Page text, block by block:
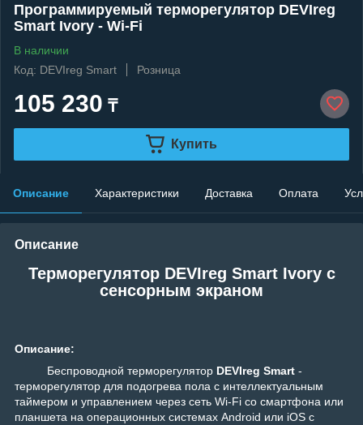
Программируемый терморегулятор DEVIreg
Smart Ivory - Wi-Fi
В наличии
Код: DEVIreg Smart
Розница
105 230 ₸
Купить
Описание Характеристики Доставка Оплата
Описание
Терморегулятор DEVIreg Smart Ivory с
сенсорным экраном
Описание:
Беспроводной терморегулятор DEVIreg Smart -
терморегулятор для подогрева пола с интеллектуальным
таймером и управлением через сеть Wi-Fi cо смартфона или
планшета на операционных системах Android или iOS с